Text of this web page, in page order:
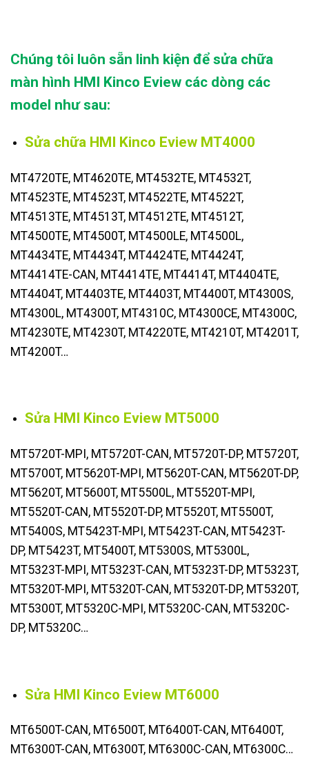
Chúng tôi luôn sẵn linh kiện để sửa chữa
màn hình HMI Kinco Eview các dòng các
model như sau:
Sửa chữa HMI Kinco Eview MT4000
MT4720TE, MT4620TE, MT4532TE, MT4532T,
MT4523TE, MT4523T, MT4522TE, MT4522T,
MT4513TE, MT4513T, MT4512TE, MT4512T,
MT4500TE, MT4500T, MT4500LE, MT4500L,
MT4434TE, MT4434T, MT4424TE, MT4424T,
MT4414TE-CAN, MT4414TE, MT4414T, MT4404TE,
MT4404T, MT4403TE, MT4403T, MT4400T, MT4300S,
MT4300L, MT4300T, MT4310C, MT4300CE, MT4300C,
MT4230TE, MT4230T, MT4220TE, MT4210T, MT4201T,
MT4200T…
Sửa HMI Kinco Eview MT5000
MT5720T-MPI, MT5720T-CAN, MT5720T-DP, MT5720T,
MT5700T, MT5620T-MPI, MT5620T-CAN, MT5620T-DP,
MT5620T, MT5600T, MT5500L, MT5520T-MPI,
MT5520T-CAN, MT5520T-DP, MT5520T, MT5500T,
MT5400S, MT5423T-MPI, MT5423T-CAN, MT5423T-
DP, MT5423T, MT5400T, MT5300S, MT5300L,
MT5323T-MPI, MT5323T-CAN, MT5323T-DP, MT5323T,
MT5320T-MPI, MT5320T-CAN, MT5320T-DP, MT5320T,
MT5300T, MT5320C-MPI, MT5320C-CAN, MT5320C-
DP, MT5320C…
Sửa HMI Kinco Eview MT6000
MT6500T-CAN, MT6500T, MT6400T-CAN, MT6400T,
MT6300T-CAN, MT6300T, MT6300C-CAN, MT6300C…